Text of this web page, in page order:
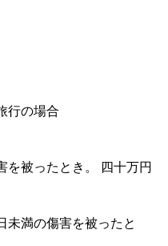
行の場合
を被ったとき。 四十万円
未満の傷害を被ったと